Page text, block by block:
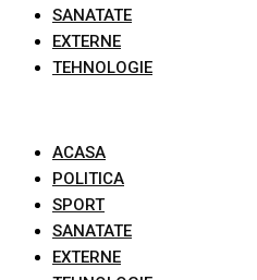
SANATATE
EXTERNE
TEHNOLOGIE
ACASA
POLITICA
SPORT
SANATATE
EXTERNE